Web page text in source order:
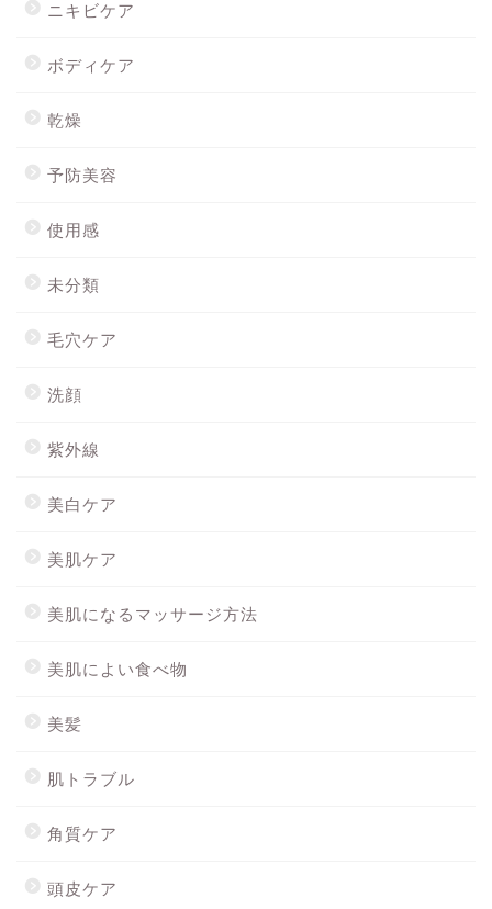
ニキビケア
ボディケア
乾燥
予防美容
使用感
未分類
毛穴ケア
洗顔
紫外線
美白ケア
美肌ケア
美肌になるマッサージ方法
美肌によい食べ物
美髪
肌トラブル
角質ケア
頭皮ケア